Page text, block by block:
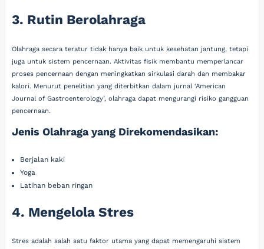
3. Rutin Berolahraga
Olahraga secara teratur tidak hanya baik untuk kesehatan jantung, tetapi
juga untuk sistem pencernaan. Aktivitas fisik membantu memperlancar
proses pencernaan dengan meningkatkan sirkulasi darah dan membakar
kalori. Menurut penelitian yang diterbitkan dalam jurnal ‘American
Journal of Gastroenterology’, olahraga dapat mengurangi risiko gangguan
pencernaan.
Jenis Olahraga yang Direkomendasikan:
Berjalan kaki
Yoga
Latihan beban ringan
4. Mengelola Stres
Stres adalah salah satu faktor utama yang dapat memengaruhi sistem